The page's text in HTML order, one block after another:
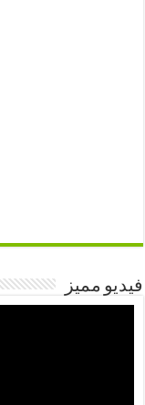
فيديو مميز